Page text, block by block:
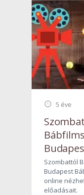
5 éve
Szombattól
Budapest
online
előadásait.